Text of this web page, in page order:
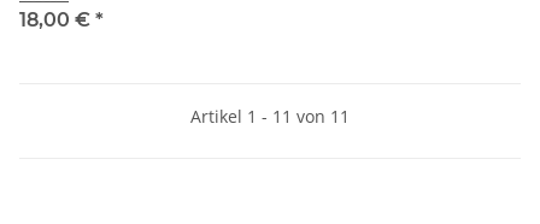
18,00 € *
Artikel 1 - 11 von 11